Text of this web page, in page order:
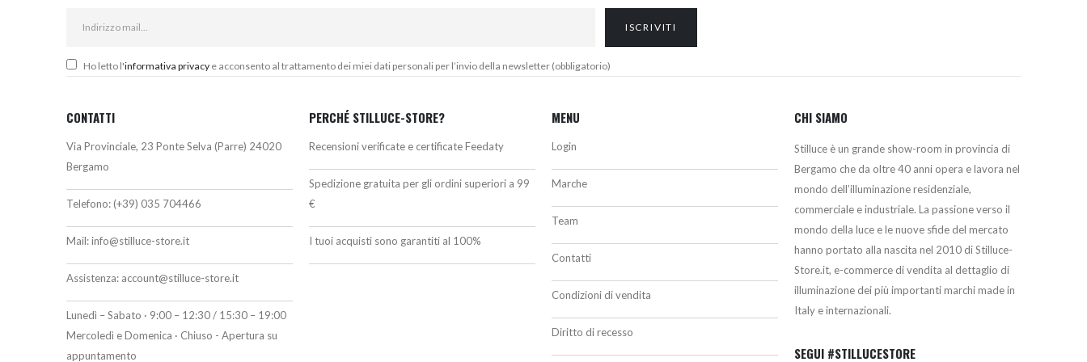
Ho letto l'informativa privacy e acconsento al trattamento dei miei dati personali per l’invio della newsletter (obbligatorio)
CONTATTI
Via Provinciale, 23 Ponte Selva (Parre) 24020
Bergamo
Telefono: (+39) 035 704466
Mail:info@stilluce-store.it
Assistenza: account@stilluce-store.it
Lunedì – Sabato · 9:00 – 12:30 / 15:30 – 19:00
Mercoledì e Domenica · Chiuso - Apertura su
appuntamento
PERCHÉ STILLUCE-STORE?
Recensioni verificate e certificate Feedaty
Spedizione gratuita per gli ordini superiori a 99
€
I tuoi acquisti sono garantiti al 100%
MENU
Login
Marche
Team
Contatti
Condizioni di vendita
Diritto di recesso
CHI SIAMO
Stilluce è un grande show-room in provincia di
Bergamo che da oltre 40 anni opera e lavora nel
mondo dell’illuminazione residenziale,
commerciale e industriale. La passione verso il
mondo della luce e le nuove sfide del mercato
hanno portato alla nascita nel 2010 di Stilluce-
Store.it, e-commerce di vendita al dettaglio di
illuminazione dei più importanti marchi made in
Italy e internazionali.
SEGUI #STILLUCESTORE